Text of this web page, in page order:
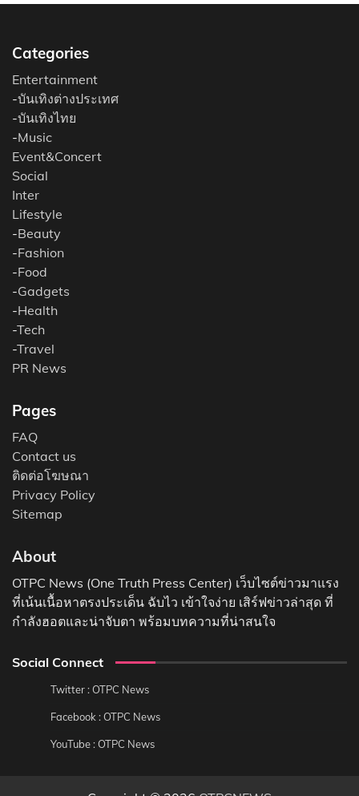
Categories
Entertainment
-บันเทิงต่างประเทศ
-บันเทิงไทย
-Music
Event&Concert
Social
Inter
Lifestyle
-Beauty
-Fashion
-Food
-Gadgets
-Health
-Tech
-Travel
PR News
Pages
FAQ
Contact us
ติดต่อโฆษณา
Privacy Policy
Sitemap
About
OTPC News (One Truth Press Center) เว็บไซต์ข่าวมาแรง
ที่เน้นเนื้อหาตรงประเด็น ฉับไว เข้าใจง่าย เสิร์ฟข่าวล่าสุด ที่
กำลังฮอตและน่าจับตา พร้อมบทความที่น่าสนใจ
Social Connect
Twitter : OTPC News
Facebook : OTPC News
YouTube : OTPC News